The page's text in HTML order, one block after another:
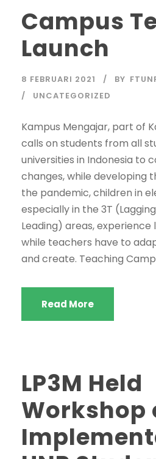
Campus
Launch
8 FEBRUARI 2021 BY
UNCATEGORIZED
Kampus Mengajar, part of
calls on students from all
universities in Indonesia to
changes, while developing
the pandemic, children in
especially in the 3T
Leading) areas,
while teachers have to
and create. Teaching
Read More
LP3M Held
Workshop